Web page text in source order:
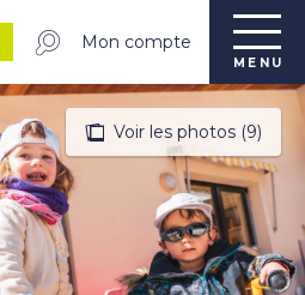
Mon compte
MENU
Voir les photos (9)